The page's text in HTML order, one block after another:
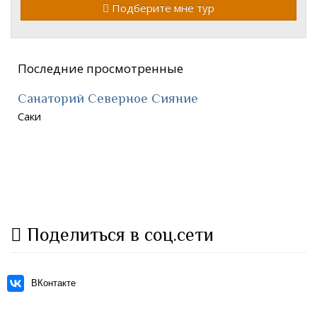
Подберите мне тур
Последние просмотренные
Санаторий Северное Сияние
Саки
Поделиться в соц.сети
ВКонтакте